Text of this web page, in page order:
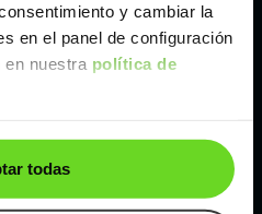
y cambiar la
en el panel de configuración
nuestra política de
todas